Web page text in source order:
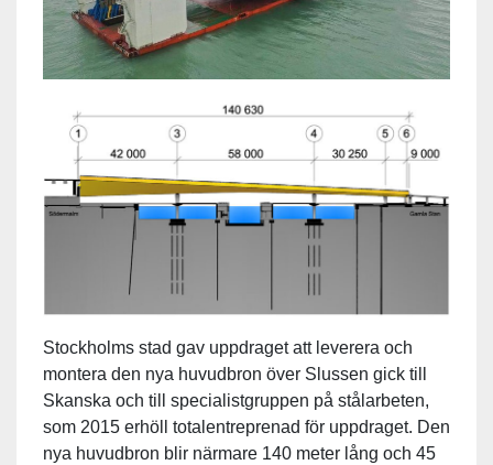
Stockholms stad gav uppdraget att leverera och
montera den nya huvudbron över Slussen gick till
Skanska och till specialistgruppen på stålarbeten,
som 2015 erhöll totalentreprenad för uppdraget. Den
nya huvudbron blir närmare 140 meter lång och 45